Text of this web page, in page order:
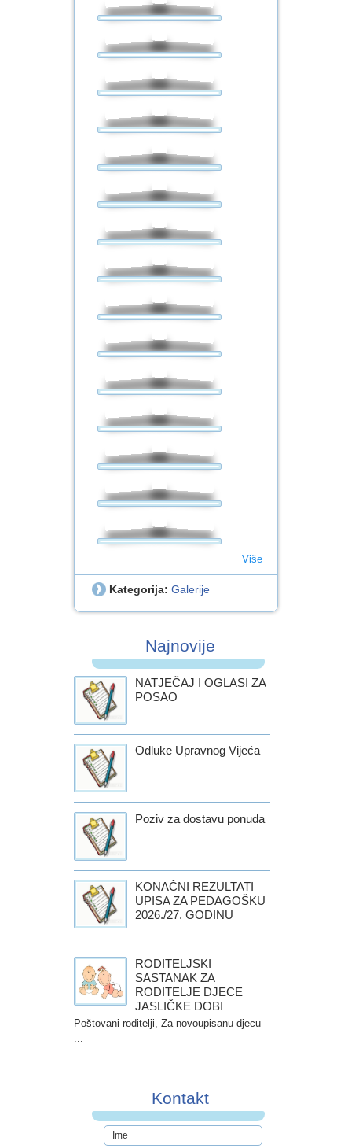
Više
Kategorija: Galerije
Najnovije
NATJEČAJ I OGLASI ZA
POSAO
Odluke Upravnog Vijeća
Poziv za dostavu ponuda
KONAČNI REZULTATI
UPISA ZA PEDAGOŠKU
2026./27. GODINU
RODITELJSKI
SASTANAK ZA
RODITELJE DJECE
JASLIČKE DOBI
Poštovani roditelji, Za novoupisanu djecu
...
Kontakt